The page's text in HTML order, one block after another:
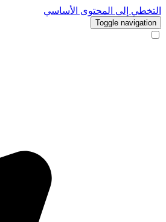
التخطي إلى المحتوى الأساسي
Toggle navigation